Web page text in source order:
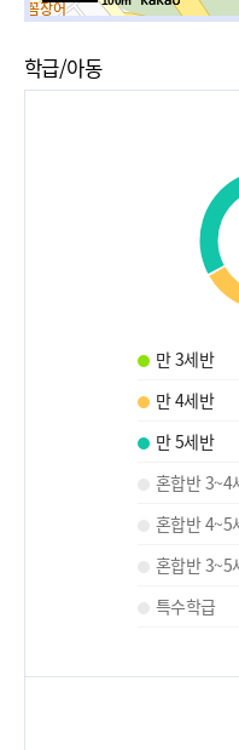
학급/아동
만 3세반
만 4세반
만 5세반
혼합반 3~4
혼합반 4~5
혼합반 3~5
특수학급